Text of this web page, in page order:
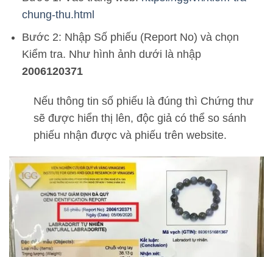
chung-thu.html
Bước 2: Nhập Số phiếu (Report No) và chọn
Kiểm tra. Như hình ảnh dưới là nhập
2006120371
Nếu thông tin số phiếu là đúng thì Chứng thư
sẽ được hiển thị lên, độc giả có thể so sánh
phiếu nhận được và phiếu trên website.